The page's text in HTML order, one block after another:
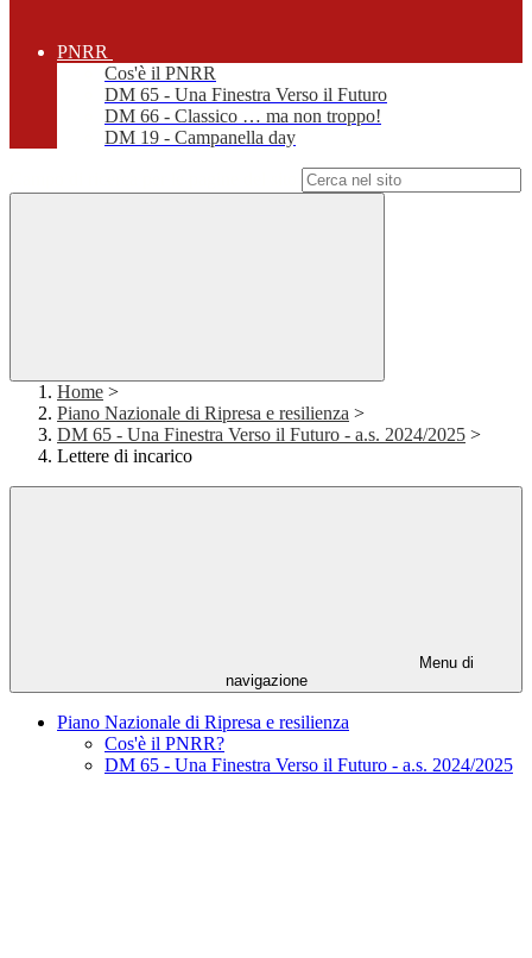
PNRR
Cos'è il PNRR
DM 65 - Una Finestra Verso il Futuro
DM 66 - Classico … ma non troppo!
DM 19 - Campanella day
Home >
Piano Nazionale di Ripresa e resilienza >
DM 65 - Una Finestra Verso il Futuro - a.s. 2024/2025 >
Lettere di incarico
Menu di
navigazione
Piano Nazionale di Ripresa e resilienza
Cos'è il PNRR?
DM 65 - Una Finestra Verso il Futuro - a.s. 2024/2025